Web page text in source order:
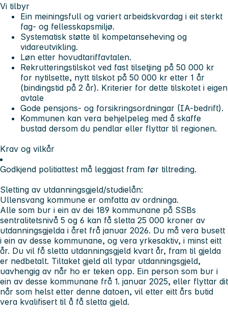
Vi tilbyr
Ein meiningsfull og variert arbeidskvardag i eit sterkt
fag- og fellesskapsmiljø.
Systematisk støtte til kompetanseheving og
vidareutvikling.
Løn etter hovudtariffavtalen.
Rekrutteringstilskot ved fast tilsetjing på 50 000 kr
for nytilsette, nytt tilskot på 50 000 kr etter 1 år
(bindingstid på 2 år). Kriterier for dette tilskotet i eigen
avtale
Gode pensjons- og forsikringsordningar (IA-bedrift).
Kommunen kan vera behjelpeleg med å skaffe
bustad dersom du pendlar eller flyttar til regionen.
Krav og vilkår
Godkjend politiattest må leggjast fram før tiltreding.
Sletting av utdanningsgjeld/studielån:
Ullensvang kommune er omfatta av ordninga.
Alle som bur i ein av dei 189 kommunane på SSBs
sentralitetsnivå 5 og 6 kan få sletta 25 000 kroner av
utdanningsgjelda i året frå januar 2026. Du må vera busett
i ein av desse kommunane, og vera yrkesaktiv, i minst eitt
år. Du vil få sletta utdanningsgjeld kvart år, fram til gjelda
er nedbetalt. Tiltaket gjeld all typar utdanningsgjeld,
uavhengig av når ho er teken opp. Ein person som bur i
ein av desse kommunane frå 1. januar 2025, eller flyttar dit
når som helst etter denne datoen, vil etter eitt års butid
vera kvalifisert til å få sletta gjeld.